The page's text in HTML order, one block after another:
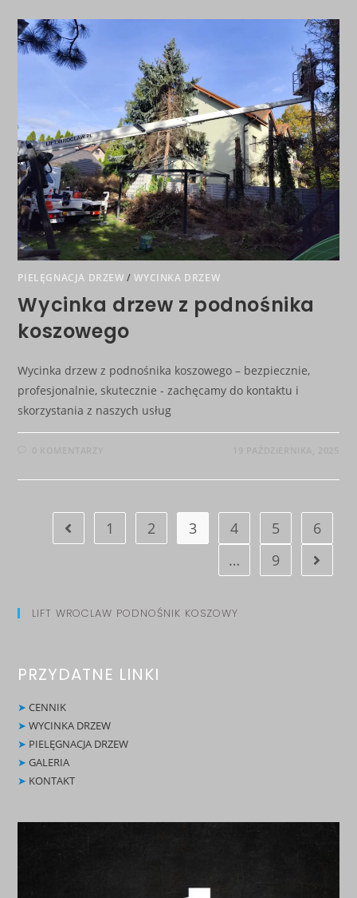
PIELĘGNACJA DRZEW /WYCINKA DRZEW
Wycinka drzew z podnośnika
koszowego
Wycinka drzew z podnośnika koszowego – bezpiecznie,
profesjonalnie, skutecznie - zachęcamy do kontaktu i
skorzystania z naszych usług
1 2 3 4 5
6
…
9
LIFT WROCLAW PODNOŚNIK KOSZOWY
PRZYDATNE LINKI
➤CENNIK
➤WYCINKA DRZEW
➤ PIELĘGNACJA DRZEW
➤GALERIA
➤ KONTAKT